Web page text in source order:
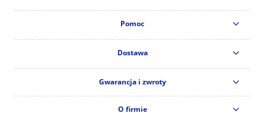
Pomoc
Dostawa
Gwarancja i zwroty
O firmie